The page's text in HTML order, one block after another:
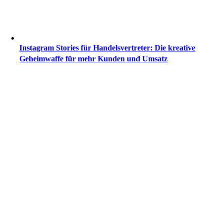
Instagram Stories für Handelsvertreter: Die kreative
Geheimwaffe für mehr Kunden und Umsatz